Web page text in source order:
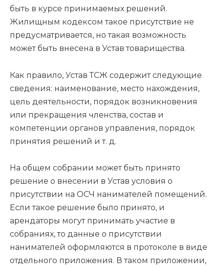
быть в курсе принимаемых решений.
Жилищным кодексом такое присутствие не
предусматривается, но такая возможность
может быть внесена в Устав товарищества.
Как правило, Устав ТСЖ содержит следующие
сведения: наименование, место нахождения,
цель деятельности, порядок возникновения
или прекращения членства, состав и
компетенции органов управления, порядок
принятия решений и т. д.
На общем собрании может быть принято
решение о внесении в Устав условия о
присутствии на ОСЧ нанимателей помещений.
Если такое решение было принято, и
арендаторы могут принимать участие в
собраниях, то данные о присутствии
нанимателей оформляются в протоколе в виде
отдельного приложения. В таком приложении,